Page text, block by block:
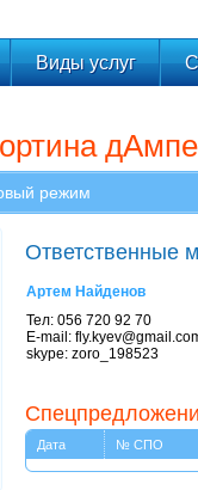
Виды услуг
режим
Ответственные
Артем Найденов
Тел: 056 720 92 70
E-mail:
skype: zoro_198523
Дата № СПО